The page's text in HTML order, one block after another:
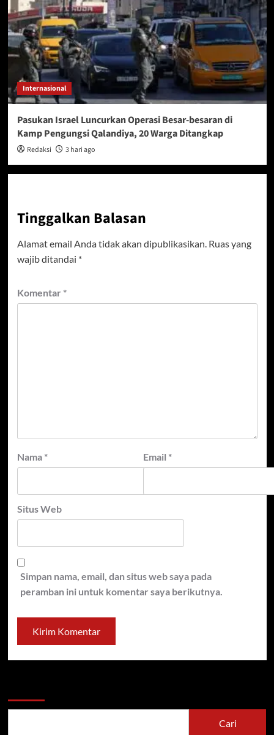
Internasional
Pasukan Israel Luncurkan Operasi Besar-besaran di
Kamp Pengungsi Qalandiya, 20 Warga Ditangkap
Redaksi 3 hari ago
Tinggalkan Balasan
Alamat email Anda tidak akan dipublikasikan. Ruas yang
wajib ditandai *
Komentar *
Nama * Email *
Situs Web
Simpan nama, email, dan situs web saya pada
peramban ini untuk komentar saya berikutnya.
Cari